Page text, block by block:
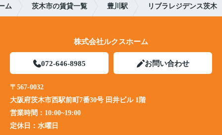
ム 茨木市の賃貸一覧 豊川駅 リブラレジデンス茨木
株式会社ルクスホーム
072-646-8985 お問い合わせ
〒567-0032
大阪府茨木市西駅前町7番30号 田井ビル 1階
営業時間： 10:00~19:00
定休日： 水曜日